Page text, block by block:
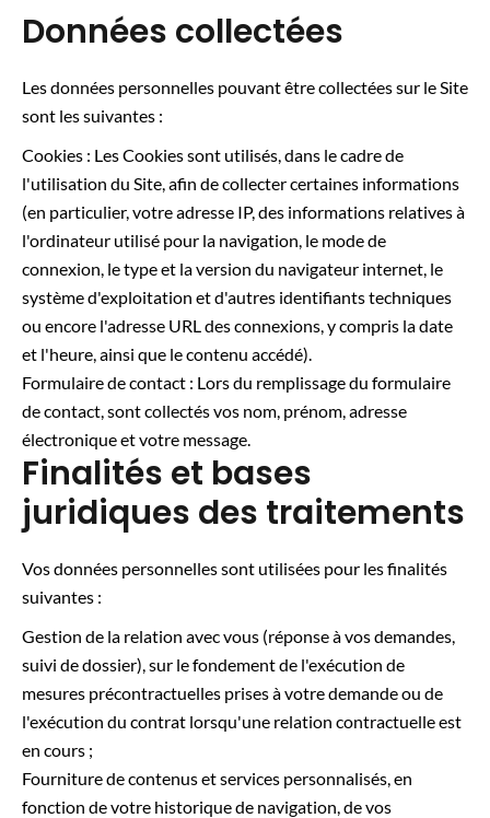
Données collectées
Les données personnelles pouvant être collectées sur le Site
sont les suivantes :
Cookies : Les Cookies sont utilisés, dans le cadre de
l'utilisation du Site, afin de collecter certaines informations
(en particulier, votre adresse IP, des informations relatives à
l'ordinateur utilisé pour la navigation, le mode de
connexion, le type et la version du navigateur internet, le
système d'exploitation et d'autres identifiants techniques
ou encore l'adresse URL des connexions, y compris la date
et l'heure, ainsi que le contenu accédé).
Formulaire de contact : Lors du remplissage du formulaire
de contact, sont collectés vos nom, prénom, adresse
électronique et votre message.
Finalités et bases
juridiques des traitements
Vos données personnelles sont utilisées pour les finalités
suivantes :
Gestion de la relation avec vous (réponse à vos demandes,
suivi de dossier), sur le fondement de l'exécution de
mesures précontractuelles prises à votre demande ou de
l'exécution du contrat lorsqu'une relation contractuelle est
en cours ;
Fourniture de contenus et services personnalisés, en
fonction de votre historique de navigation, de vos